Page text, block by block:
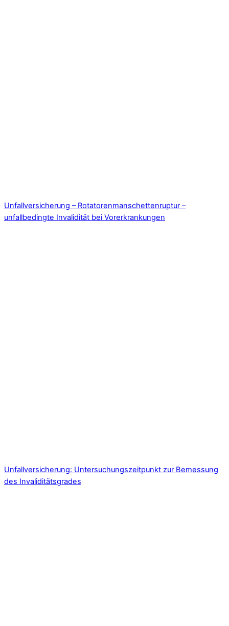
Unfallversicherung – Rotatorenmanschettenruptur –
unfallbedingte Invalidität bei Vorerkrankungen
Unfallversicherung: Untersuchungszeitpunkt zur Bemessung
des Invaliditätsgrades